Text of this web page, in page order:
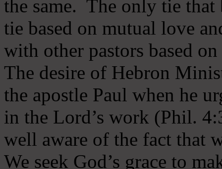
the same. The only tie that
tie based on mutual love
with other pastors based
The desire of Hebron
the apostle Paul when he
in the Lord’s work (Phil.
well aware of the fact that
We seek God’s grace to